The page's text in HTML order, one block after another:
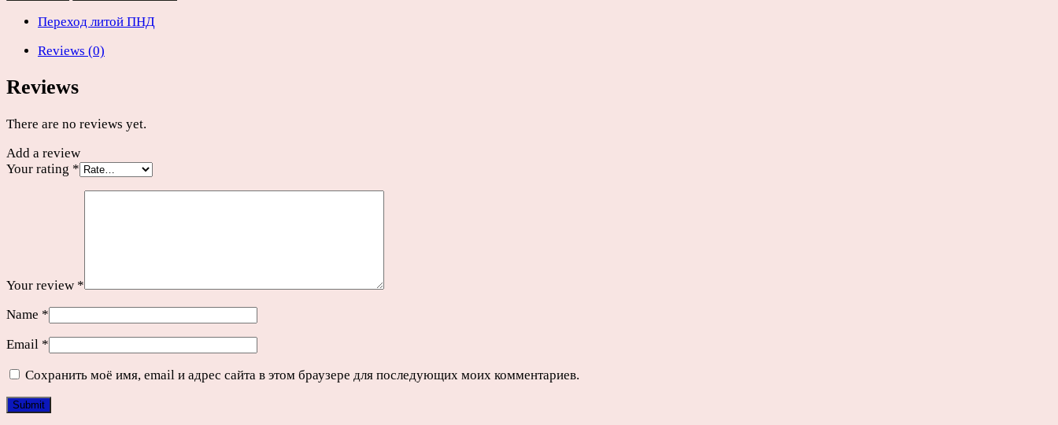
SDR11
quantity
Переход литой ПНД
Reviews (0)
Reviews
There are no reviews yet.
Add a review
Your rating *
Your review *
Name *
Email *
Сохранить моё имя, email и адрес сайта в этом браузере для последующих моих комментариев.